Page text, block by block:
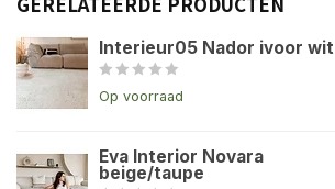
Interieur05 Nador ivoor wit
Op voorraad
Eva Interior Novara
beige/taupe